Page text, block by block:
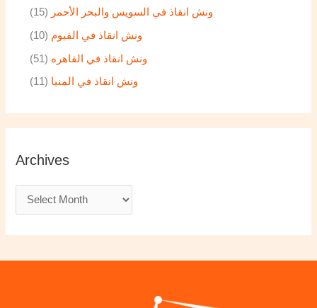
ونش انقاذ في السويس والبحر الأحمر (15)
ونش انقاذ في الفيوم (10)
ونش انقاذ في القاهره (51)
ونش انقاذ في المنيا (11)
Archives